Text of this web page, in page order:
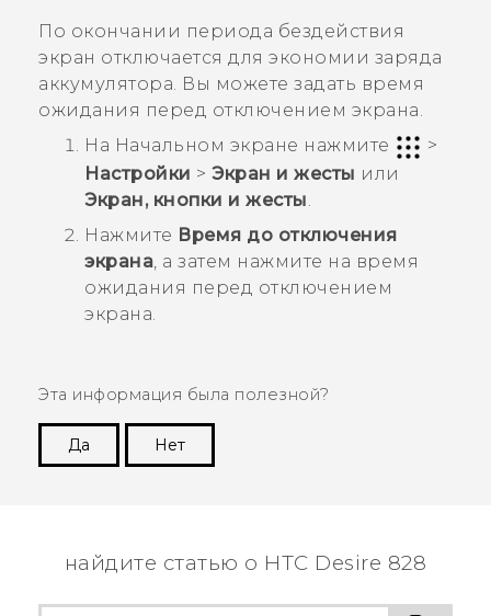
ПОДДЕРЖКА
По окончании периода бездействия
экран отключается для экономии заряда
аккумулятора. Вы можете задать время
ожидания перед отключением экрана.
На Начальном экране нажмите
>
Настройки > Экран и жесты или
Экран, кнопки и жесты
Нажмите Время до отключения
экрана , а затем нажмите на время
ожидания перед отключением
экрана.
Эта информация была полезной?
Да
Нет
найдите статью о HTC Desire 828